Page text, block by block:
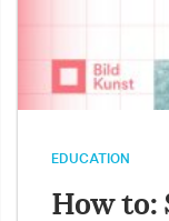
EDUCATION
How to: